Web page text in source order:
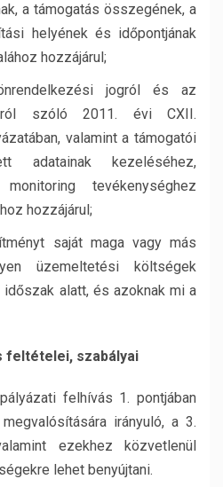
a támogatás összegének, a
helyének és időpontjának
hozzájárul;
jogról és az
szóló 2011. évi CXII.
valamint a támogatói
adatainak kezeléséhez,
tevékenységhez
hozzájárul;
saját maga vagy más
üzemeltetési költségek
időszak alatt, és azoknak mi a
feltételei, szabályai
felhívás 1. pontjában
irányuló, a 3.
ezekhez közvetlenül
lehet benyújtani.